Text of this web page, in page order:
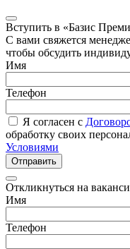
Вступить в «Базис
С вами свяжется
чтобы обсудить
Имя
Телефон
Я согласен с
обработку своих
Условиями
Отправить
Откликнуться на
Имя
Телефон